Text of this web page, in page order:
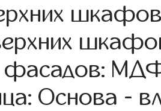
фасадов:
Основа -